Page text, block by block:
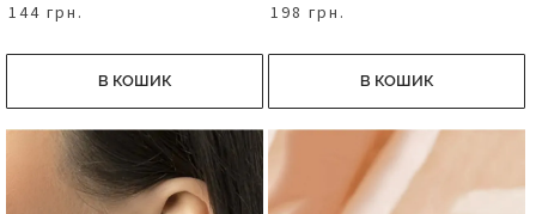
144 грн.
В КОШИК
198 грн.
В КОШИК